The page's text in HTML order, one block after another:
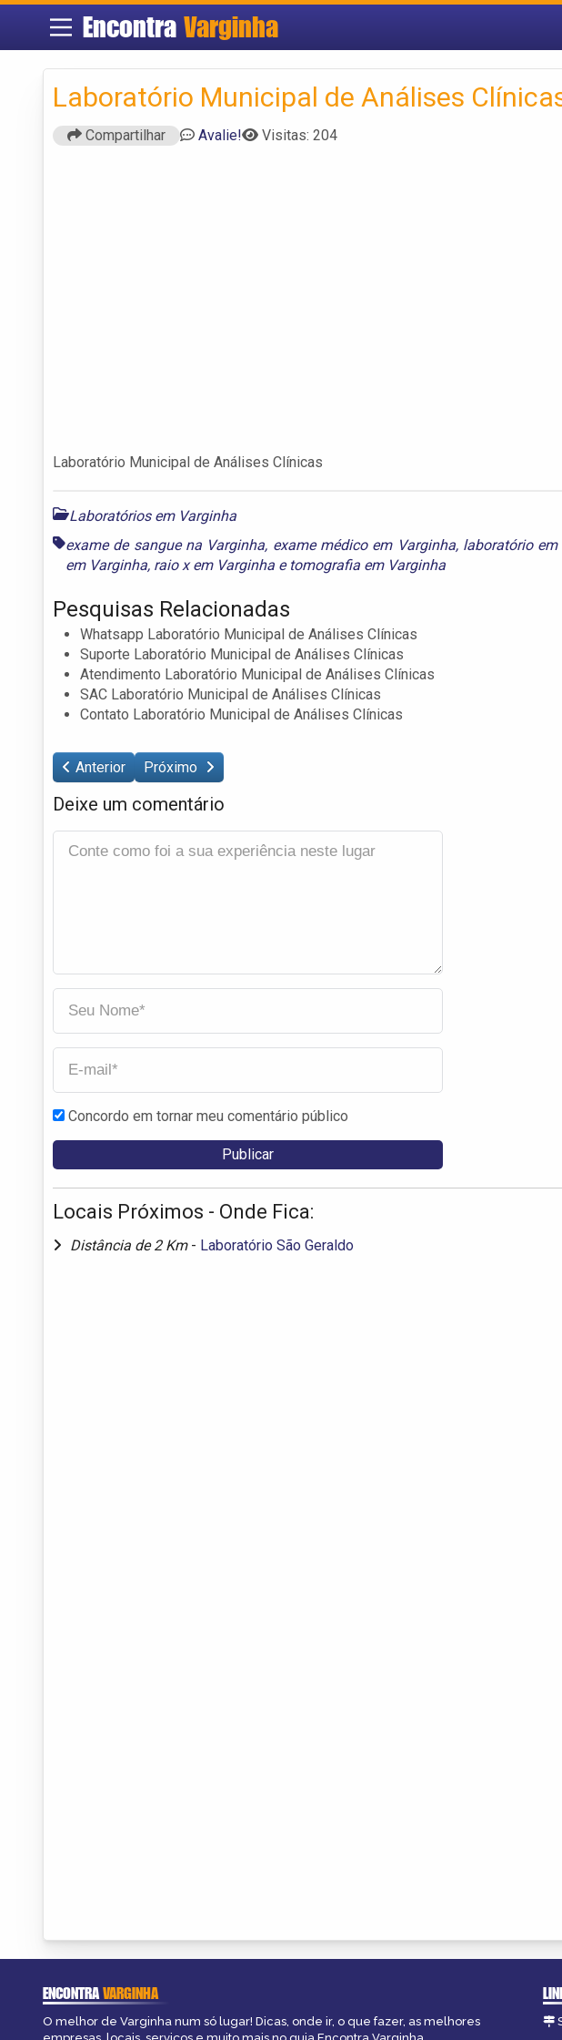
Encontra Varginha
Laboratório Municipal de Análises
Compartilhar Avalie! Visitas: 204
Laboratório Municipal de Análises Clínicas
Laboratórios em Varginha
exame de sangue na Varginha, exame médico em Varginha, laboratório em
em Varginha, raio x em Varginha e tomografia em Varginha
Pesquisas Relacionadas
Whatsapp Laboratório Municipal de Análises Clínicas
Suporte Laboratório Municipal de Análises Clínicas
Atendimento Laboratório Municipal de Análises Clínicas
SAC Laboratório Municipal de Análises Clínicas
Contato Laboratório Municipal de Análises Clínicas
Anterior Próximo
Deixe um comentário
Concordo em tornar meu comentário público
Locais Próximos - Onde Fica:
Distância de 2 Km - Laboratório São Geraldo
ENCONTRAVARGINHA
O melhor de Varginha num só lugar! Dicas, onde ir, o que fazer, as melhores